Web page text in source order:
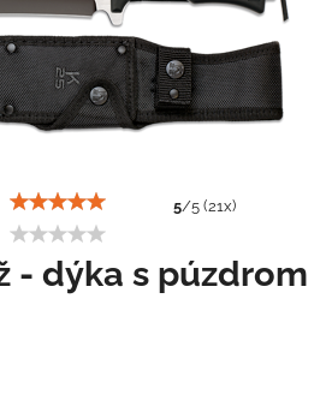
5/5 (21x)
- dýka s púzdrom